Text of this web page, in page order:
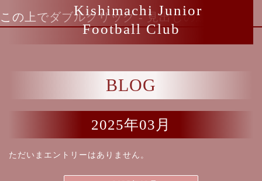
Kishimachi Junior
Football Club
この上でダブルクリック - 見出しの編集
BLOG
2025年03月
ただいまエントリーはありません。